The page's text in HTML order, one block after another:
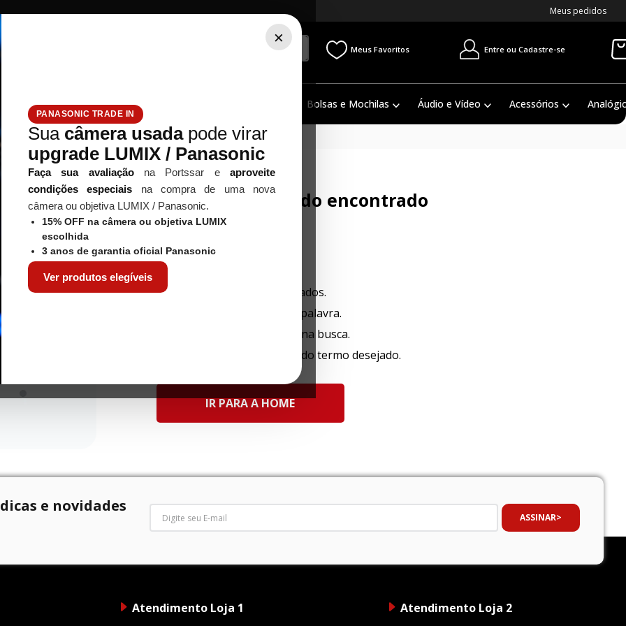
×
PANASONIC TRADE IN
Sua câmera usadapode virar
upgrade LUMIX / Panasonic
Faça sua avaliaçãona Portssar eaproveite
condições especiais na compra de uma nova
câmera ou objetiva LUMIX / Panasonic.
15% OFF na câmera ou objetiva LUMIX
escolhida
3 anos de garantia oficial Panasonic
Ver produtos elegíveis
Meus pedidos
Meus Favoritos Entre ou Cadastre-se
Tripé / Monopé Estúdio / Iluminação Bolsas e Mochilas Áudio e Vídeo Acessórios
Nenhum resultado encontrado
O que eu devo fazer?
Verifique os termos digitados.
Tente utilizar uma única palavra.
Utilize termos genéricos na busca.
Tente utilizar sinônimos do termo desejado.
IR PARA A HOME
e novidades
ASSINAR
Atendimento Loja 1 Atendimento Loja 2